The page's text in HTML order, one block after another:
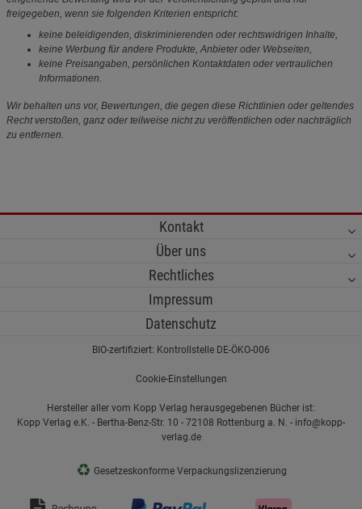
freigegeben, wenn sie folgenden Kriterien entspricht:
keine beleidigenden, diskriminierenden oder rechtswidrigen Inhalte,
keine Werbung für andere Produkte, Anbieter oder Webseiten,
keine Preisangaben, persönlichen Kontaktdaten oder vertraulichen
Informationen.
Wir behalten uns vor, Bewertungen, die gegen diese Richtlinien oder geltendes
Recht verstoßen, ganz oder teilweise nicht zu veröffentlichen oder nachträglich
zu entfernen.
Kontakt
Über uns
Rechtliches
Impressum
Datenschutz
BIO-zertifiziert: Kontrollstelle DE-ÖKO-006
Cookie-Einstellungen
Hersteller aller vom Kopp Verlag herausgegebenen Bücher ist:
Kopp Verlag e.K. - Bertha-Benz-Str. 10 - 72108 Rottenburg a. N. - info@kopp-
verlag.de
♻ Gesetzeskonforme Verpackungslizenzierung